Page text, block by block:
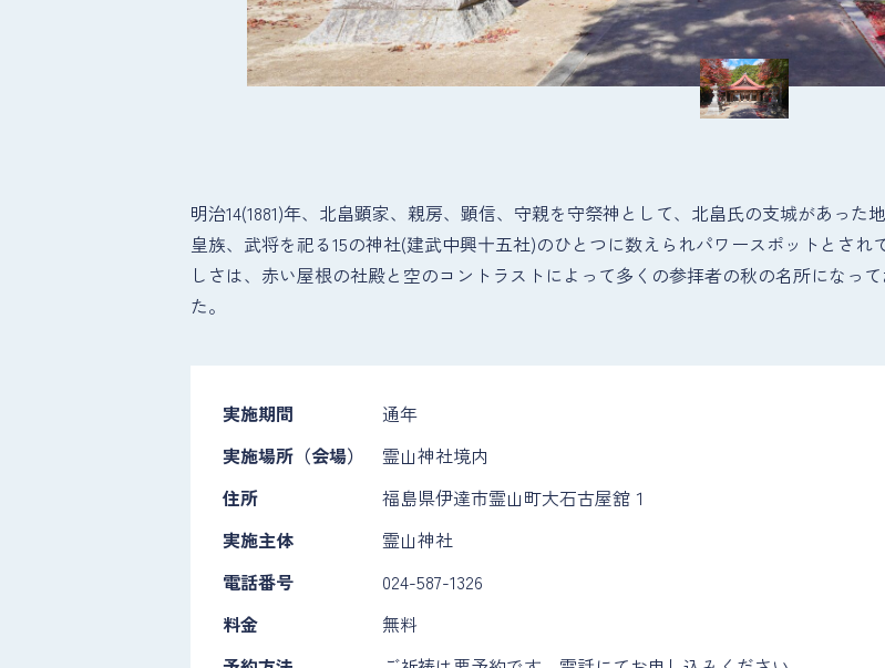
明治14(1881)年、北畠顕家、親房、顕信、守親を守祭神として、北畠氏の支城があっ
皇族、武将を祀る15の神社(建武中興十五社)のひとつに数えられパワースポットとさ
しさは、赤い屋根の社殿と空のコントラストによって多くの参拝者の秋の名所になっ
た。
実施期間
通年
実施場所（会場）
霊山神社境内
住所
福島県伊達市霊山町大石古屋舘１
実施主体
霊山神社
電話番号
024-587-1326
料金
無料